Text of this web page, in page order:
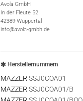
Avola GmbH
In der Fleute 52
42389 Wuppertal
info@avola-gmbh.de
Herstellernummern
MAZZER SSJ0COA01
MAZZER SSJ0COA01/B